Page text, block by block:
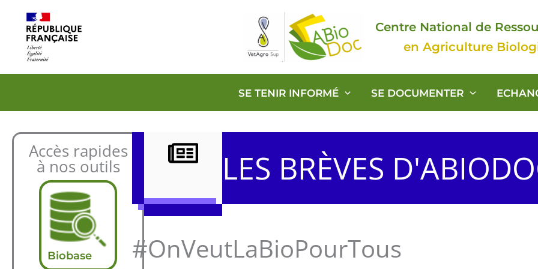
contenu
Centre National de
en Agriculture
SE TENIR INFORMÉ SE DOCUMENTER
Accès rapides
à nos outils
Biobase
LES BRÈVES
#OnVeutLaBioPourTous